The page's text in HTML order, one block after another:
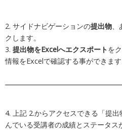
2. サイドナビゲーションの提出物
クします。
3. 提出物をExcelへエクスポートを
情報をExcelで確認する事ができます
4. 上記 2.からアクセスできる「提
んでいる受講者の成績とステータス